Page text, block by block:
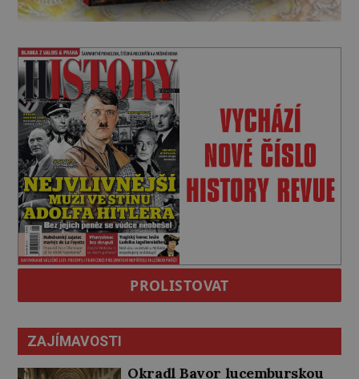
PROLISTOVAT
ZAJÍMAVOSTI
Okradl Bavor lucemburskou